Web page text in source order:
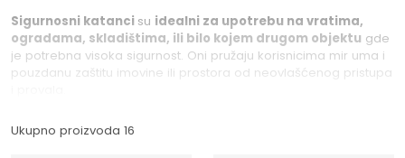
Sigurnosni katanci su idealni za upotrebu na vratima,
ogradama, skladištima, ili bilo kojem drugom objektu gde
je potrebna visoka sigurnost. Oni pružaju korisnicima mir uma i
pouzdanu zaštitu imovine ili prostora od neovlašćenog pristupa
Ukupno proizvoda 16